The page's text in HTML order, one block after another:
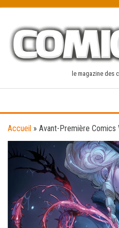
content
le magazine des
Accueil » Avant-Première Comics